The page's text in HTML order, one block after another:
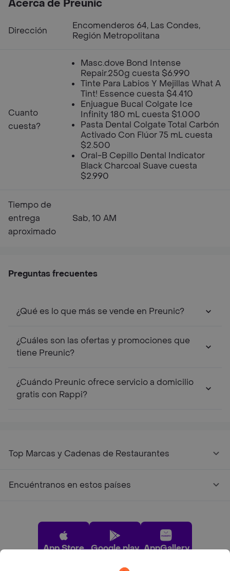
Acerca de Preunic
Dirección
Encomenderos 64, Las Condes,
Región Metropolitana
Cuanto
cuesta?
Masc.dove Bond Intense
Repair.250g cuesta $6.990
Tinte Para Labios Y Mejillas What A
Tint! Essence cuesta $4.410
Enjuague Bucal Colgate Ice
Infinity 180 mL cuesta $1.000
Pasta Dental Colgate Total Carbón
Activado Con Flúor 75 mL cuesta
$2.500
Oral-B Cepillo Dental Indicator
Black Charcoal Suave cuesta
$2.990
Tiempo de
entrega
aproximado
Sab, 10 AM
Preguntas frecuentes
¿Qué es lo que más se vende en Preunic?
¿Cuáles son las ofertas y promociones que
tiene Preunic?
¿Cuándo Preunic ofrece servicio a domicilio
gratis con Rappi?
Top Marcas y Cadenas de Restaurantes
Encuéntranos en estos países
App Store Google play AppGallery